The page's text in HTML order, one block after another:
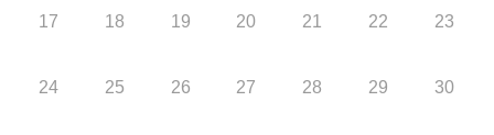
17 18 19 20 21 22 23
24 25 26 27 28 29 30